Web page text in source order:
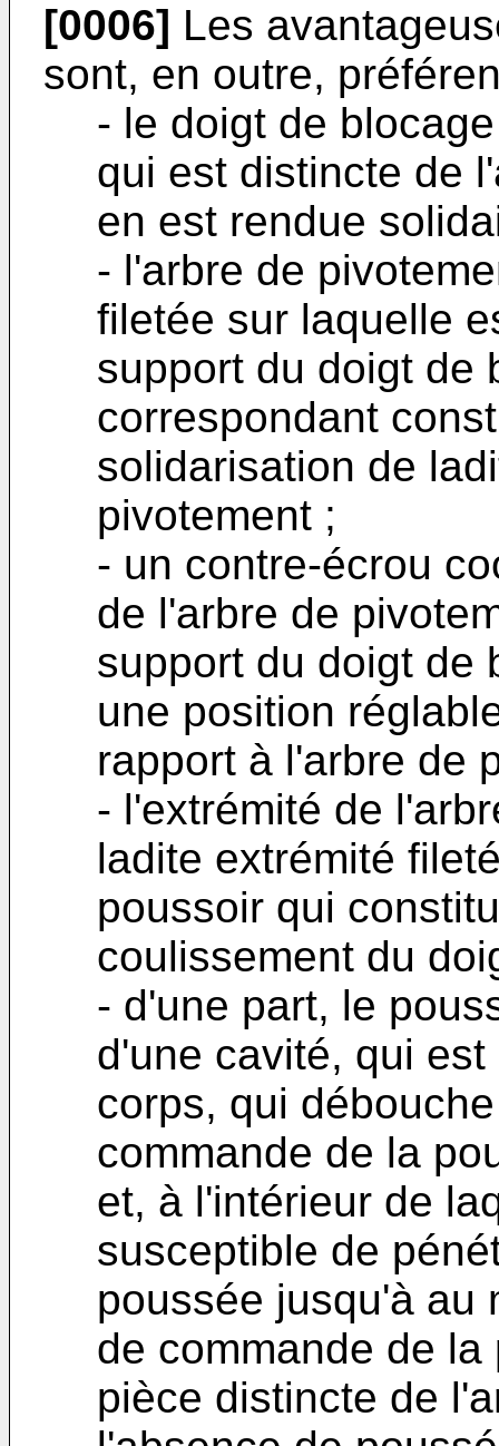
[0006] Les
sont, en outre,
- le doigt de
qui est distincte de
en est rendue
- l'arbre de
filetée sur laquelle
support du doigt de
correspondant
solidarisation de
pivotement ;
- un contre-écrou
de l'arbre de
support du doigt de
une position
rapport à l'arbre de
- l'extrémité de
ladite extrémité
poussoir qui
coulissement du
- d'une part, le
d'une cavité, qui
corps, qui
commande de la
et, à l'intérieur de
susceptible de
poussée jusqu'à au
de commande de
pièce distincte de